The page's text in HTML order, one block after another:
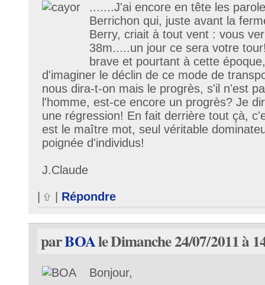
.......J'ai encore en tête les
Berrichon qui, juste avant la
Berry, criait à tout vent : vous
38m.....un jour ce sera votre
brave et pourtant à cette
d'imaginer le déclin de ce mode de
nous dira-t-on mais le progrès, s'il n'est
l'homme, est-ce encore un progrès? Je
une régression! En fait derrière tout çà,
est le maître mot, seul véritable
poignée d'individus!
J.Claude
Répondre
parBOAle Dimanche 24/07/2011 à
Bonjour,